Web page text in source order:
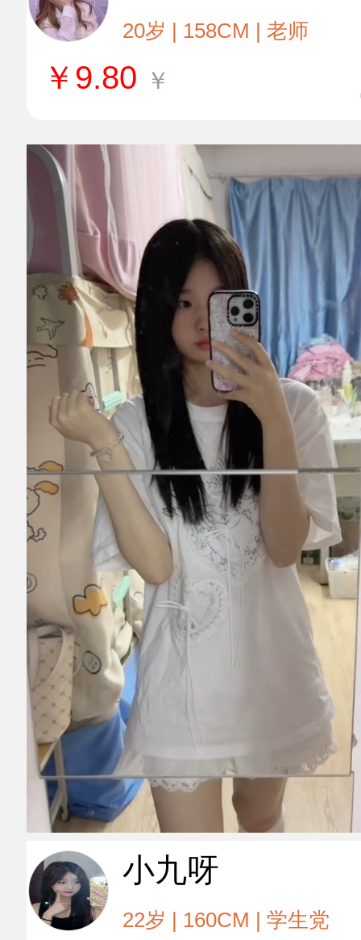
20岁 | 158CM | 老师
￥ 9.80 ￥
小九呀
22岁 | 160CM | 学生党